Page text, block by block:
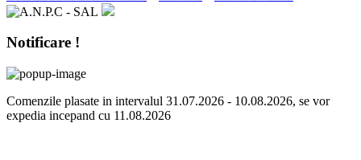
Notificare !
Comenzile plasate in intervalul 31.07.2026 - 10.08.2026, se vor
expedia incepand cu 11.08.2026